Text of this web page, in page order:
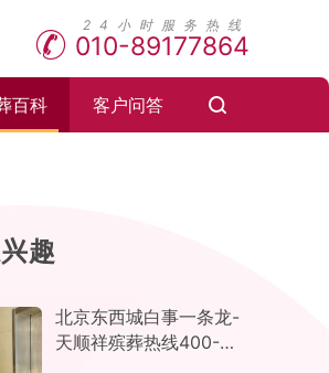
010-89177864
百科 客户问答
趣
北京东西城白事一条龙-
天顺祥殡葬热线400-